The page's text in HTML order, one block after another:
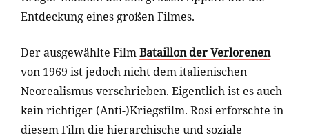
Entdeckung eines großen Filmes.
Der ausgewählte FilmBataillon der Verlorenen
von 1969 ist jedoch nicht dem italienischen
Neorealismus verschrieben. Eigentlich ist es auch
kein richtiger (Anti-)Kriegsfilm. Rosi erforschte in
diesem Film die hierarchische und soziale